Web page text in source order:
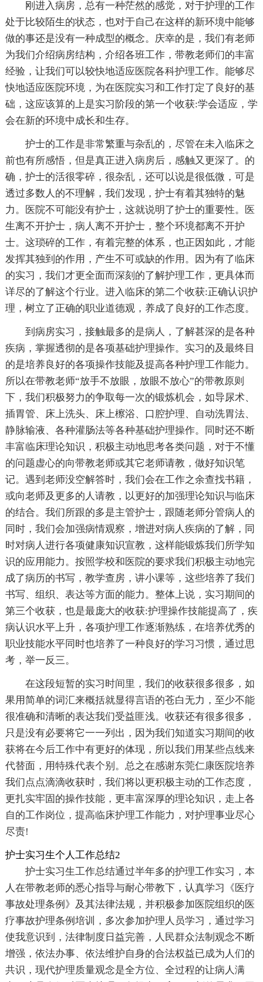
刚进入病房，总有一种茫然的感觉，对于护理的工作
处于比较陌生的状态，也对于自己在这样的新环境中能够
做的事还是没有一种成型的概念。庆幸的是，我们有老师
为我们介绍病房结构，介绍各班工作，带教老师们的丰富
经验，让我们可以较快地适应医院各科护理工作。能够尽
快地适应医院环境，为在医院实习和工作打定了良好的基
础，这应该算的上是实习阶段的第一个收获:学会适应，学
会在新的环境中成长和生存。
护士的工作是非常繁重与杂乱的，尽管在未入临床之
前也有所感悟，但是真正进入病房后，感触又更深了。的
确，护士的活很零碎，很杂乱，还可以说是很低微，可是
透过多数人的不理解，我们发现，护士有着其独特的魅
力。医院不可能没有护士，这就说明了护士的重要性。医
生离不开护士，病人离不开护士，整个环境都离不开护
士。这琐碎的工作，有着完整的体系，也正因如此，才能
发挥其独到的作用，产生不可或缺的作用。因为有了临床
的实习，我们才更全面而深刻的了解护理工作，更具体而
详尽的了解这个行业。进入临床的第二个收获:正确认识护
理，树立了正确的职业道德观，养成了良好的工作态度。
到病房实习，接触最多的是病人，了解甚深的是各种
疾病，掌握透彻的是各项基础护理操作。实习的及最终目
的是培养良好的各项操作技能及提高各种护理工作能力。
所以在带教老师“放手不放眼，放眼不放心”的带教原则
下，我们积极努力的争取每一次的锻炼机会，如导尿术、
插胃管、床上洗头、床上檫浴、口腔护理、自动洗胃法、
静脉输液、各种灌肠法等各种基础护理操作。同时还不断
丰富临床理论知识，积极主动地思考各类问题，对于不懂
的问题虚心的向带教老师或其它老师请教，做好知识笔
记。遇到老师没空解答时，我们会在工作之余查找书籍，
或向老师及更多的人请教，以更好的加强理论知识与临床
的结合。我们所跟的多是主管护士，跟随老师分管病人的
同时，我们会加强病情观察，增进对病人疾病的了解，同
时对病人进行各项健康知识宣教，这样能锻炼我们所学知
识的应用能力。按照学校和医院的要求我们积极主动地完
成了病历的书写，教学查房，讲小课等，这些培养了我们
书写、组织、表达等方面的能力。整体上说，实习期间的
第三个收获，也是最庞大的收获:护理操作技能提高了，疾
病认识水平上升，各项护理工作逐渐熟练，在培养优秀的
职业技能水平同时也培养了一种良好的学习习惯，通过思
考，举一反三。
在这段短暂的实习时间里，我们的收获很多很多，如
果用简单的词汇来概括就显得言语的苍白无力，至少不能
很准确和清晰的表达我们受益匪浅。收获还有很多很多，
只是没有必要将它一一列出，因为我们知道实习期间的收
获将在今后工作中有更好的体现，所以我们用某些点线来
代替面，用特殊代表个别。总之在感谢东莞仁康医院培养
我们点点滴滴收获时，我们将以更积极主动的工作态度，
更扎实牢固的操作技能，更丰富深厚的理论知识，走上各
自的工作岗位，提高临床护理工作能力，对护理事业尽心
尽责!
护士实习生个人工作总结2
护士实习生工作总结通过半年多的护理工作实习，本
人在带教老师的悉心指导与耐心带教下，认真学习《医疗
事故处理条例》及其法律法规，并积极参加医院组织的医
疗事故护理条例培训，多次参加护理人员学习，通过学习
使我意识到，法律制度日益完善，人民群众法制观念不断
增强，依法办事、依法维护自身的合法权益已成为人们的
共识，现代护理质量观念是全方位、全过程的让病人满